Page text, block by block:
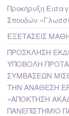
Προκήρυξη
Σπουδών
ΕΞΕΤΑΣΕΙΣ
ΠΡΟΣΚΛΗΣΗ
ΥΠΟΒΟΛΗ
ΣΥΜΒΑΣΕΩΝ
ΤΗΝ ΑΝΑΘΕΣΗ
«ΑΠΟΚΤΗΣΗ
ΠΑΝΕΠΙΣΤΗΜΙΟ